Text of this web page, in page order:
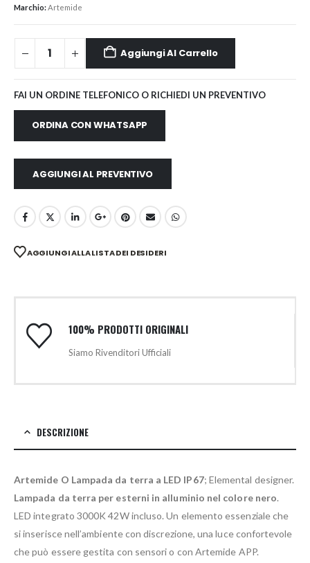
Marchio:Artemide
Aggiungi Al Carrello
FAI UN ORDINE TELEFONICO O RICHIEDI UN PREVENTIVO
ORDINA CON WHATSAPP
AGGIUNGI AL PREVENTIVO
AGGIUNGI ALLA LISTA DEI DESIDERI
100% PRODOTTI ORIGINALI
Siamo Rivenditori Ufficiali
DESCRIZIONE
Artemide O Lampada da terra a LED IP67; Elemental designer.
Lampada da terra per esterni in alluminio nel colore nero.
LED integrato 3000K 42W incluso. Un elemento essenziale che
si inserisce nell’ambiente con discrezione, una luce confortevole
che può essere gestita con sensori o con Artemide APP.